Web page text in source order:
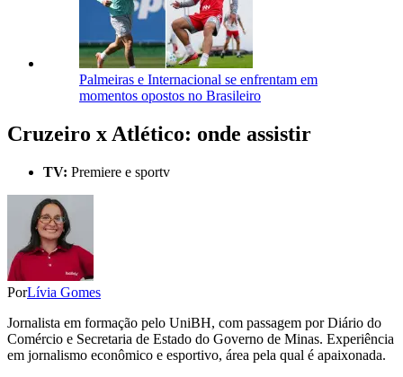
Palmeiras e Internacional se enfrentam em
momentos opostos no Brasileiro
Cruzeiro x Atlético: onde assistir
TV: Premiere e sportv
PorLívia Gomes
Jornalista em formação pelo UniBH, com passagem por Diário do
Comércio e Secretaria de Estado do Governo de Minas. Experiência
em jornalismo econômico e esportivo, área pela qual é apaixonada.